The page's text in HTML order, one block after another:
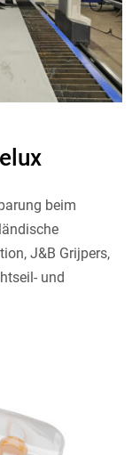
beim
J&B Grijpers,
und